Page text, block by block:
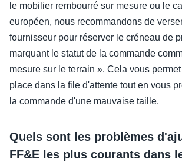
le mobilier rembourré sur mesure ou le
européen, nous recommandons de
fournisseur pour réserver le créneau de
marquant le statut de la commande
mesure sur le terrain ». Cela vous
place dans la file d'attente tout en vous
la commande d'une mauvaise taille.
Quels sont les problèmes
FF&E les plus courants dans